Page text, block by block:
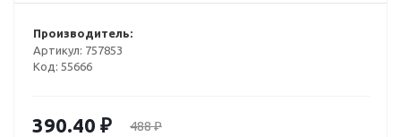
Производитель:
Артикул: 757853
Код: 55666
390.40 ₽ 488₽